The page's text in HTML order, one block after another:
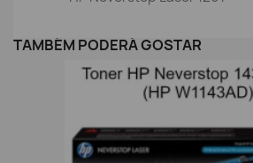
TAMBÉM PODERÁ GOSTAR